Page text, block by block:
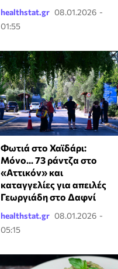
healthstat.gr 08.01.2026 -
01:55
Φωτιά στο Χαϊδάρι:
Μόνο... 73 ράντζα στο
«Αττικόν» και
καταγγελίες για απειλές
Γεωργιάδη στο Δαφνί
healthstat.gr 08.01.2026 -
05:15